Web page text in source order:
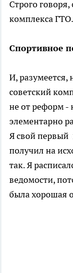
Строго
комплекса ГТО.
Спортивное
И, разумеется,
советский
не от реформ -
элементарно
Я свой первый
получил на
так. Я
ведомости,
была хорошая